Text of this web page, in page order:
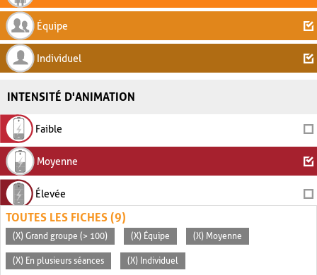
Équipe
Individuel
INTENSITÉ D'ANIMATION
Faible
Moyenne
Élevée
TOUTES LES FICHES (9)
(X) Grand groupe (> 100) (X) Équipe (X) Moyenne
(X) En plusieurs séances (X) Individuel